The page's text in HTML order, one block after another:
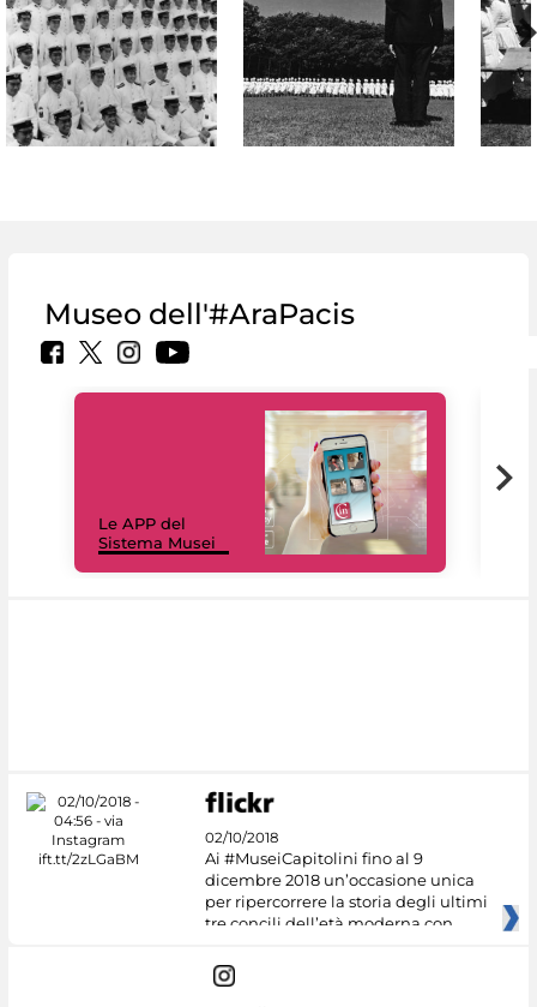
Museo dell'#AraPacis
Le APP del
Sistema Musei
02/10/2018
Ai #MuseiCapitolini fino al 9
dicembre 2018 un’occasione unica
per ripercorrere la storia degli ultimi
tre concili dell’età moderna con